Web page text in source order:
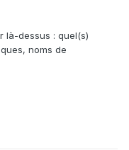
là-dessus : quel(s)
noms de